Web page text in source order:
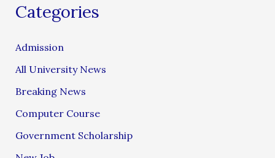
Categories
Admission
All University News
Breaking News
Computer Course
Government Scholarship